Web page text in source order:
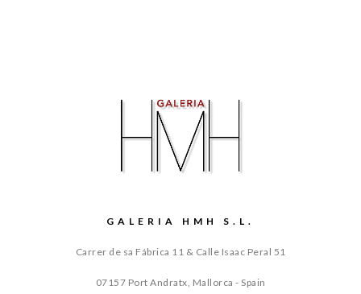
GALERIA HMH S.L.
Carrer de sa Fábrica 11 & Calle Isaac Peral 51
07157 Port Andratx, Mallorca - Spain